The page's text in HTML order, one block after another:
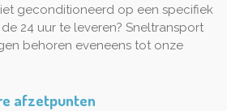
geconditioneerd op een specifiek
24 uur te leveren? Sneltransport
behoren eveneens tot onze
afzetpunten